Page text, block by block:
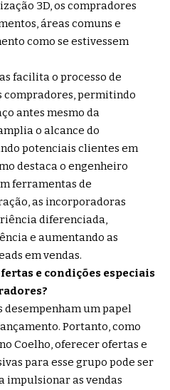
3D, os compradores
áreas comuns e
como se estivessem
facilita o processo de
compradores, permitindo
antes mesmo da
o alcance do
potenciais clientes em
destaca o engenheiro
ferramentas de
as incorporadoras
diferenciada,
e aumentando as
em vendas.
e condições especiais
um papel
Portanto, como
Coelho, oferecer ofertas e
para esse grupo pode ser
impulsionar as vendas